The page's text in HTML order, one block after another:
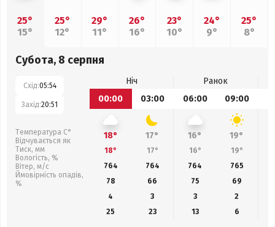
25°
15°
25°
12°
29°
11°
26°
16°
23°
10°
24°
9°
25°
8°
Субота, 8 серпня
Схід:05:54
Захід:20:51
Температура С°
Відчувається як
Тиск, мм
Вологість, %
Вітер, м/с
Ймовірність опадів,
%
Ніч
Ранок
00:00
03:00 06:00 09:00
18° 17° 16° 19°
18° 17° 16° 19°
764
764 764 765
78
66 75 69
4
3 3
2
25
23 13 6